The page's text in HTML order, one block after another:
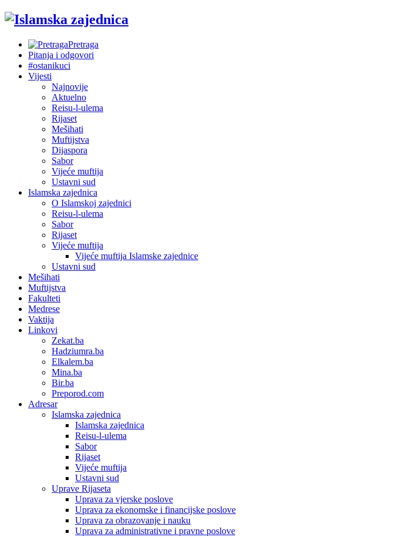
Pretraga
Pitanja i odgovori
#ostanikuci
Vijesti
Najnovije
Aktuelno
Reisu-l-ulema
Rijaset
Mešihati
Muftijstva
Dijaspora
Sabor
Vijeće muftija
Ustavni sud
Islamska zajednica
O Islamskoj zajednici
Reisu-l-ulema
Sabor
Rijaset
Vijeće muftija
Vijeće muftija Islamske zajednice
Ustavni sud
Mešihati
Muftijstva
Fakulteti
Medrese
Vaktija
Linkovi
Zekat.ba
Hadziumra.ba
Elkalem.ba
Mina.ba
Bir.ba
Preporod.com
Adresar
Islamska zajednica
Islamska zajednica
Reisu-l-ulema
Sabor
Rijaset
Vijeće muftija
Ustavni sud
Uprave Rijaseta
Uprava za vjerske poslove
Uprava za ekonomske i financijske poslove
Uprava za obrazovanje i nauku
Uprava za administrativne i pravne poslove